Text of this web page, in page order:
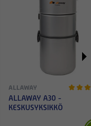
ALLAWAY
ALLAWAY A30 -
KESKUSYKSIKKÖ